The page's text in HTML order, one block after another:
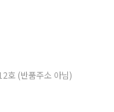
호 (반품주소 아님)